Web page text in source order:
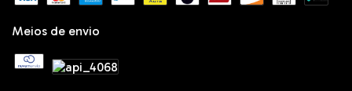
Meios de envio